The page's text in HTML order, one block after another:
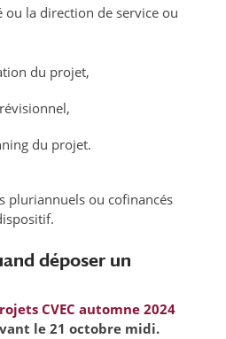
ou la direction de service ou
du projet,
du projet.
pluriannuels ou cofinancés
déposer un
CVEC automne 2024
le 21 octobre midi.